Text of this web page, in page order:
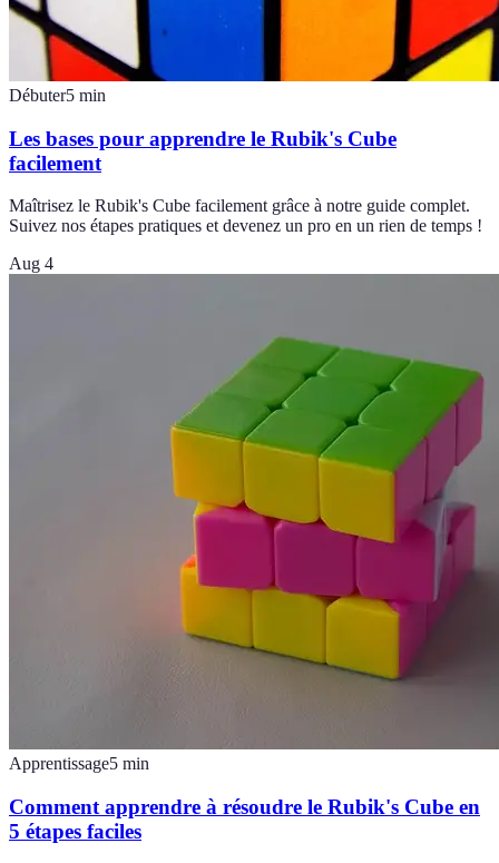
Débuter5 min
Les bases pour apprendre le Rubik's Cube
facilement
Maîtrisez le Rubik's Cube facilement grâce à notre guide complet.
Suivez nos étapes pratiques et devenez un pro en un rien de temps !
Aug 4
Apprentissage5 min
Comment apprendre à résoudre le Rubik's Cube en
5 étapes faciles